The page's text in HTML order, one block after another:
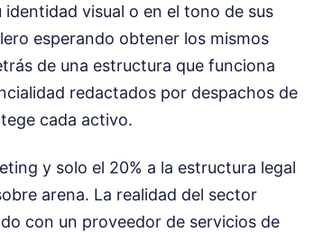
visual o en el tono de sus
esperando obtener los mismos
de una estructura que funciona
redactados por despachos de
cada activo.
y solo el 20% a la estructura legal
arena. La realidad del sector
con un proveedor de servicios de